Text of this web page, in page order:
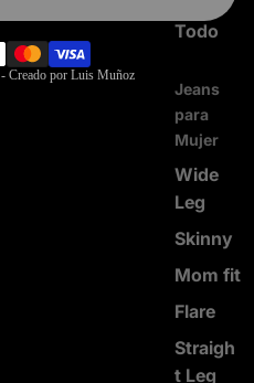
Todo
Jeans
para
Mujer
Wide
Leg
Skinny
Mom fit
Flare
Straigh
t Leg
- Creado por Luis Muñoz